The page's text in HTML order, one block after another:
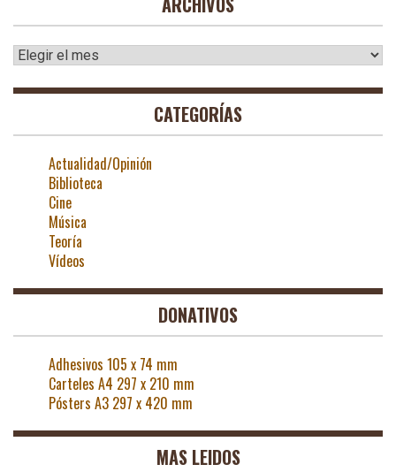
Archivos
CATEGORÍAS
Actualidad/Opinión
Biblioteca
Cine
Música
Teoría
Vídeos
DONATIVOS
Adhesivos 105 x 74 mm
Carteles A4 297 x 210 mm
Pósters A3 297 x 420 mm
MAS LEIDOS